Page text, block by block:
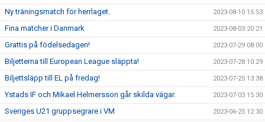
Ny träningsmatch för herrlaget. 2023-08-10 15:53
Fina matcher i Danmark 2023-08-03 20:21
Grattis på födelsedagen! 2023-07-29 08:00
Biljetterna till European League släppta! 2023-07-28 10:29
Biljettsläpp till EL på fredag! 2023-07-25 13:38
Ystads IF och Mikael Helmersson går skilda vägar. 2023-07-03 15:30
Sveriges U21 gruppsegrare i VM 2023-06-25 12:30